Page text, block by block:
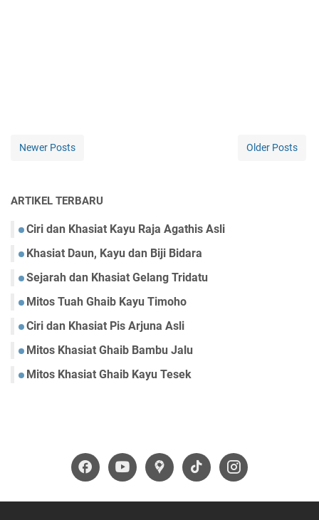
Newer Posts Older Posts
ARTIKEL TERBARU
Ciri dan Khasiat Kayu Raja Agathis Asli
Khasiat Daun, Kayu dan Biji Bidara
Sejarah dan Khasiat Gelang Tridatu
Mitos Tuah Ghaib Kayu Timoho
Ciri dan Khasiat Pis Arjuna Asli
Mitos Khasiat Ghaib Bambu Jalu
Mitos Khasiat Ghaib Kayu Tesek